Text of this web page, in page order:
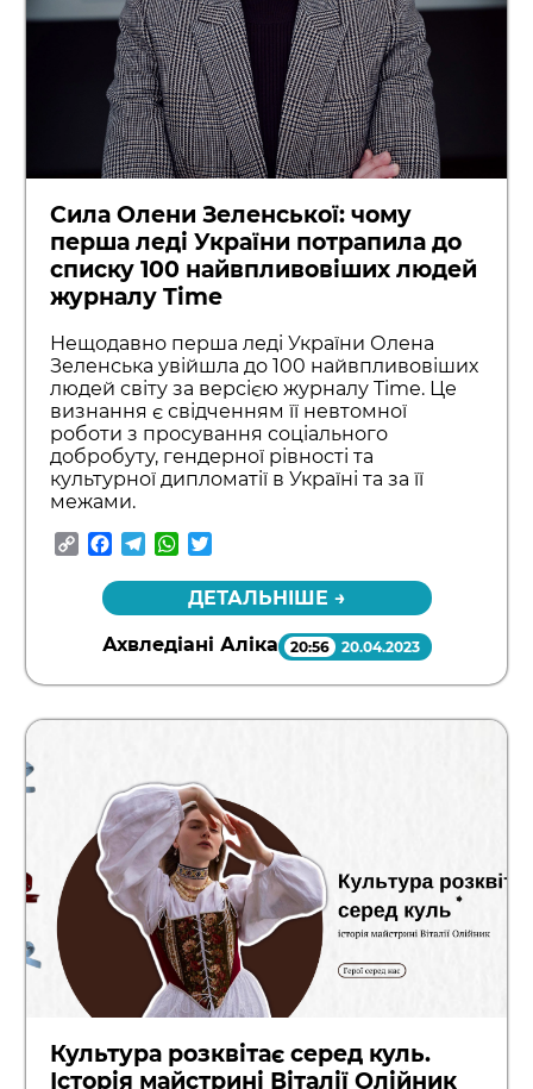
Сила Олени Зеленської: чому
перша леді України потрапила до
списку 100 найвпливовіших людей
журналу Time
Нещодавно перша леді України Олена
Зеленська увійшла до 100 найвпливовіших
людей світу за версією журналу Time. Це
визнання є свідченням її невтомної
роботи з просування соціального
добробуту, гендерної рівності та
культурної дипломатії в Україні та за її
межами.
CopyFacebook
TelegramWhatsApp
ДЕТАЛЬНІШЕ →
Ахвледіані Аліка 20:56 20.04.2023
Культура розквітає серед куль.
Історія майстрині Віталії Олійник